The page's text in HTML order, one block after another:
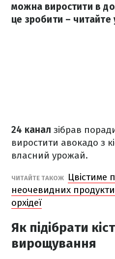
можна виростити в
це зробити – читайте
24 канал зібрав
виростити авокадо з
власний урожай.
ЧИТАЙТЕ ТАКОЖ
Цвістиме
неочевидних
орхідеї
Як підібрати
вирощування